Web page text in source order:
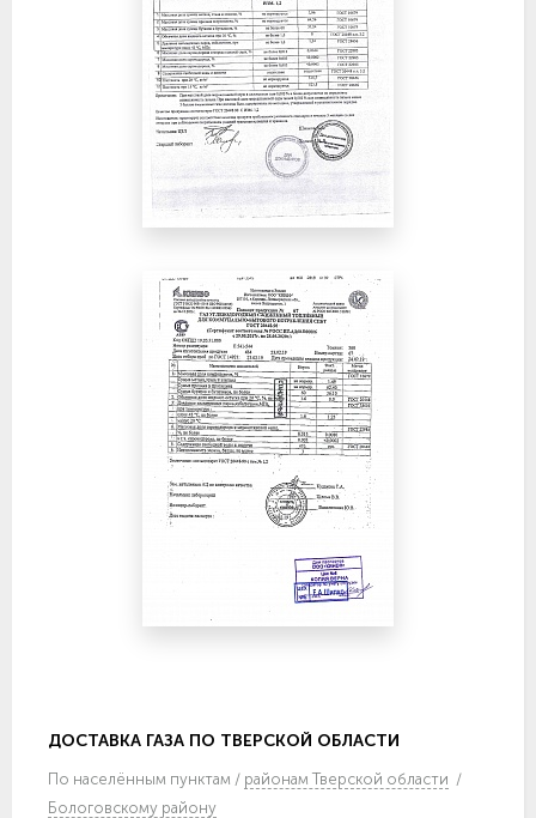
ДОСТАВКА ГАЗА ПО ТВЕРСКОЙ ОБЛАСТИ
По населённым пунктам / районам Тверской области /
Бологовскому району